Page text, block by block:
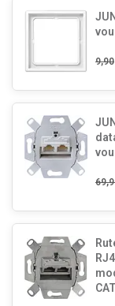
9,90